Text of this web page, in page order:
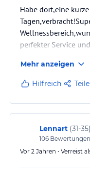
Habe dort,eine
perfekter Service
top.Es gibt nix,zu
Mehr anzeigen
Hilfreich
Lennart (31-35)
106 Bewertungen
Vor 2 Jahren • Verreist